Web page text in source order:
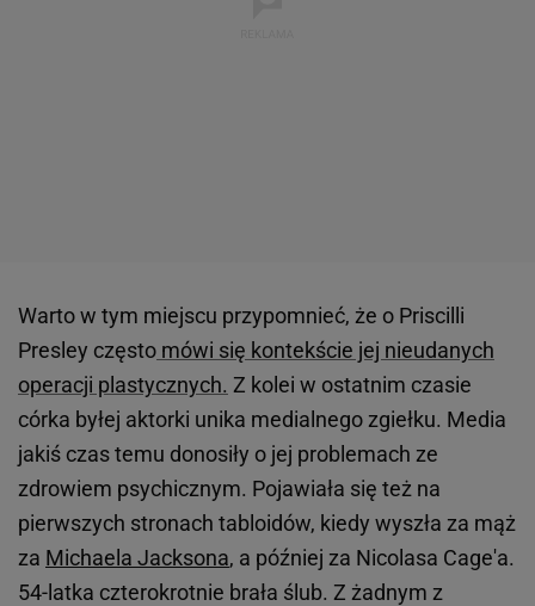
Warto w tym miejscu przypomnieć, że o Priscilli
Presley często mówi się kontekście jej nieudanych
operacji plastycznych. Z kolei w ostatnim czasie
córka byłej aktorki unika medialnego zgiełku. Media
jakiś czas temu donosiły o jej problemach ze
zdrowiem psychicznym. Pojawiała się też na
pierwszych stronach tabloidów, kiedy wyszła za mąż
za Michaela Jacksona, a później za Nicolasa Cage'a.
54-latka czterokrotnie brała ślub. Z żadnym z